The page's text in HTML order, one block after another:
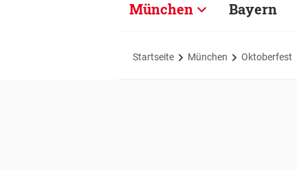
München Bayern
Startseite München Oktoberfest